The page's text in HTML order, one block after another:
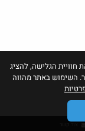
חוויית הגלישה, להציג
השימוש באתר מהווה